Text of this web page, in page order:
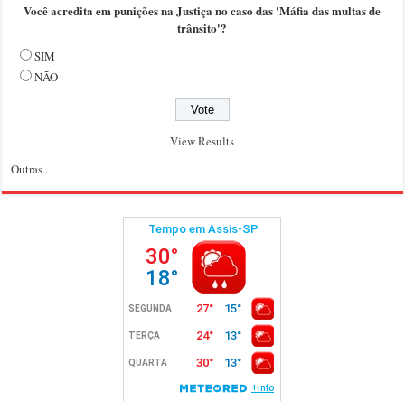
Você acredita em punições na Justiça no caso das 'Máfia das multas de
trânsito'?
SIM
NÃO
View Results
Outras..